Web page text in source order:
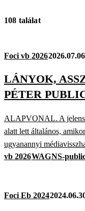
108 találat
Foci vb 2026
LÁNYOK,
PÉTER
ALAPVONAL. A
alatt lett általános,
ugyanannyi
vb 2026WAGNS-
Foci Eb 2024